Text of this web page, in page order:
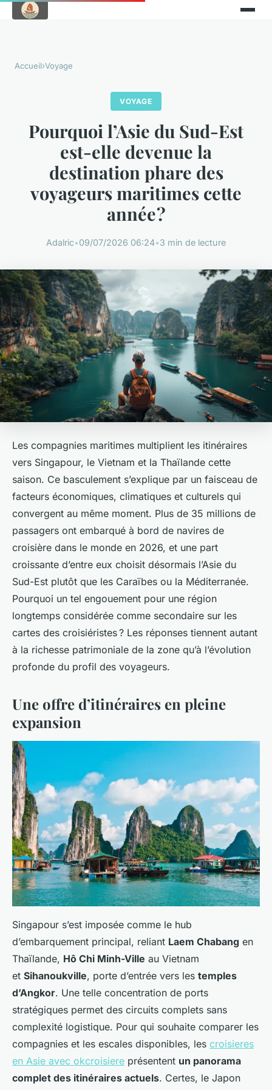
Accueil›Voyage
VOYAGE
Pourquoi l’Asie du Sud-Est
est-elle devenue la
destination phare des
voyageurs maritimes cette
année ?
Adalric•09/07/2026 06:24•3 min de lecture
Les compagnies maritimes multiplient les itinéraires
vers Singapour, le Vietnam et la Thaïlande cette
saison. Ce basculement s’explique par un faisceau de
facteurs économiques, climatiques et culturels qui
convergent au même moment. Plus de 35 millions de
passagers ont embarqué à bord de navires de
croisière dans le monde en 2026, et une part
croissante d’entre eux choisit désormais l’Asie du
Sud-Est plutôt que les Caraïbes ou la Méditerranée.
Pourquoi un tel engouement pour une région
longtemps considérée comme secondaire sur les
cartes des croisiéristes ? Les réponses tiennent autant
à la richesse patrimoniale de la zone qu’à l’évolution
profonde du profil des voyageurs.
Une offre d’itinéraires en pleine
expansion
Singapour s’est imposée comme le hub
d’embarquement principal, reliant Laem Chabang en
Thaïlande, Hô Chi Minh-Ville au Vietnam
et Sihanoukville, porte d’entrée vers les temples
d’Angkor. Une telle concentration de ports
stratégiques permet des circuits complets sans
complexité logistique. Pour qui souhaite comparer les
compagnies et les escales disponibles, les croisieres
en Asie avec okcroisiere présentent un panorama
complet des itinéraires actuels. Certes, le Japon